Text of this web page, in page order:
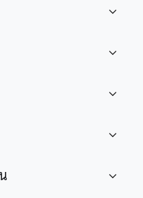
expand_more
expand_more
expand_more
expand_more
expand_more